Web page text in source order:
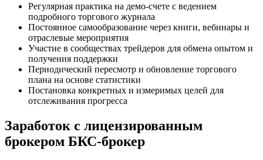
Регулярная практика на демо-счете с ведением
подробного торгового журнала
Постоянное самообразование через книги, вебинары и
отраслевые мероприятия
Участие в сообществах трейдеров для обмена опытом и
получения поддержки
Периодический пересмотр и обновление торгового
плана на основе статистики
Постановка конкретных и измеримых целей для
отслеживания прогресса
Заработок с лицензированным
брокером БКС-брокер